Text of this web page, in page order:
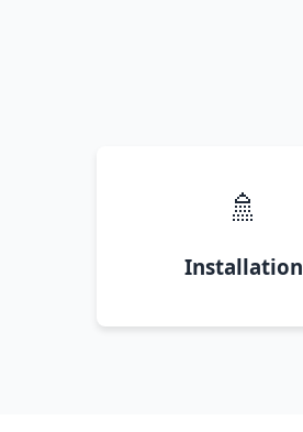
🚿
Installation